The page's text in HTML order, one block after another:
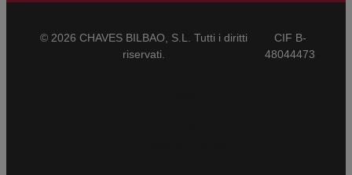
© 2026 CHAVES BILBAO, S.L. Tutti i diritti
riservati.
CIF B-
48044473